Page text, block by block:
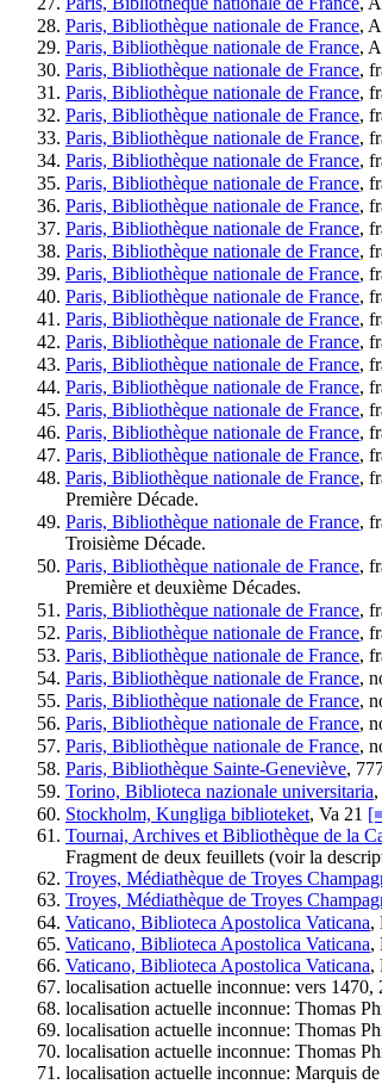
Paris, Bibliothèque nationale de France,
Paris, Bibliothèque nationale de France,
Paris, Bibliothèque nationale de France,
Paris, Bibliothèque nationale de France,
Paris, Bibliothèque nationale de France,
Paris, Bibliothèque nationale de France,
Paris, Bibliothèque nationale de France,
Paris, Bibliothèque nationale de France,
Paris, Bibliothèque nationale de France,
Paris, Bibliothèque nationale de France,
Paris, Bibliothèque nationale de France,
Paris, Bibliothèque nationale de France,
Paris, Bibliothèque nationale de France,
Paris, Bibliothèque nationale de France,
Paris, Bibliothèque nationale de France,
Paris, Bibliothèque nationale de France,
Paris, Bibliothèque nationale de France,
Paris, Bibliothèque nationale de France,
Paris, Bibliothèque nationale de France,
Paris, Bibliothèque nationale de France,
Paris, Bibliothèque nationale de France,
Première Décade.
Paris, Bibliothèque nationale de France,
Troisième Décade.
Paris, Bibliothèque nationale de France,
Première et deuxième Décades.
Paris, Bibliothèque nationale de France,
Paris, Bibliothèque nationale de France,
Paris, Bibliothèque nationale de France,
Paris, Bibliothèque nationale de France,
Paris, Bibliothèque nationale de France,
Paris, Bibliothèque nationale de France,
Paris, Bibliothèque nationale de France,
Paris, Bibliothèque Sainte-Geneviève,
Torino, Biblioteca nazionale universitaria
Stockholm, Kungliga biblioteket, Va 21
Tournai, Archives et Bibliothèque de la
Fragment de deux feuillets (voir la
Troyes, Médiathèque de Troyes
Troyes, Médiathèque de Troyes
Vaticano, Biblioteca Apostolica Vaticana,
Vaticano, Biblioteca Apostolica Vaticana,
Vaticano, Biblioteca Apostolica Vaticana,
localisation actuelle inconnue: vers 1470,
localisation actuelle inconnue: Thomas
localisation actuelle inconnue: Thomas
localisation actuelle inconnue: Thomas
localisation actuelle inconnue: Marquis